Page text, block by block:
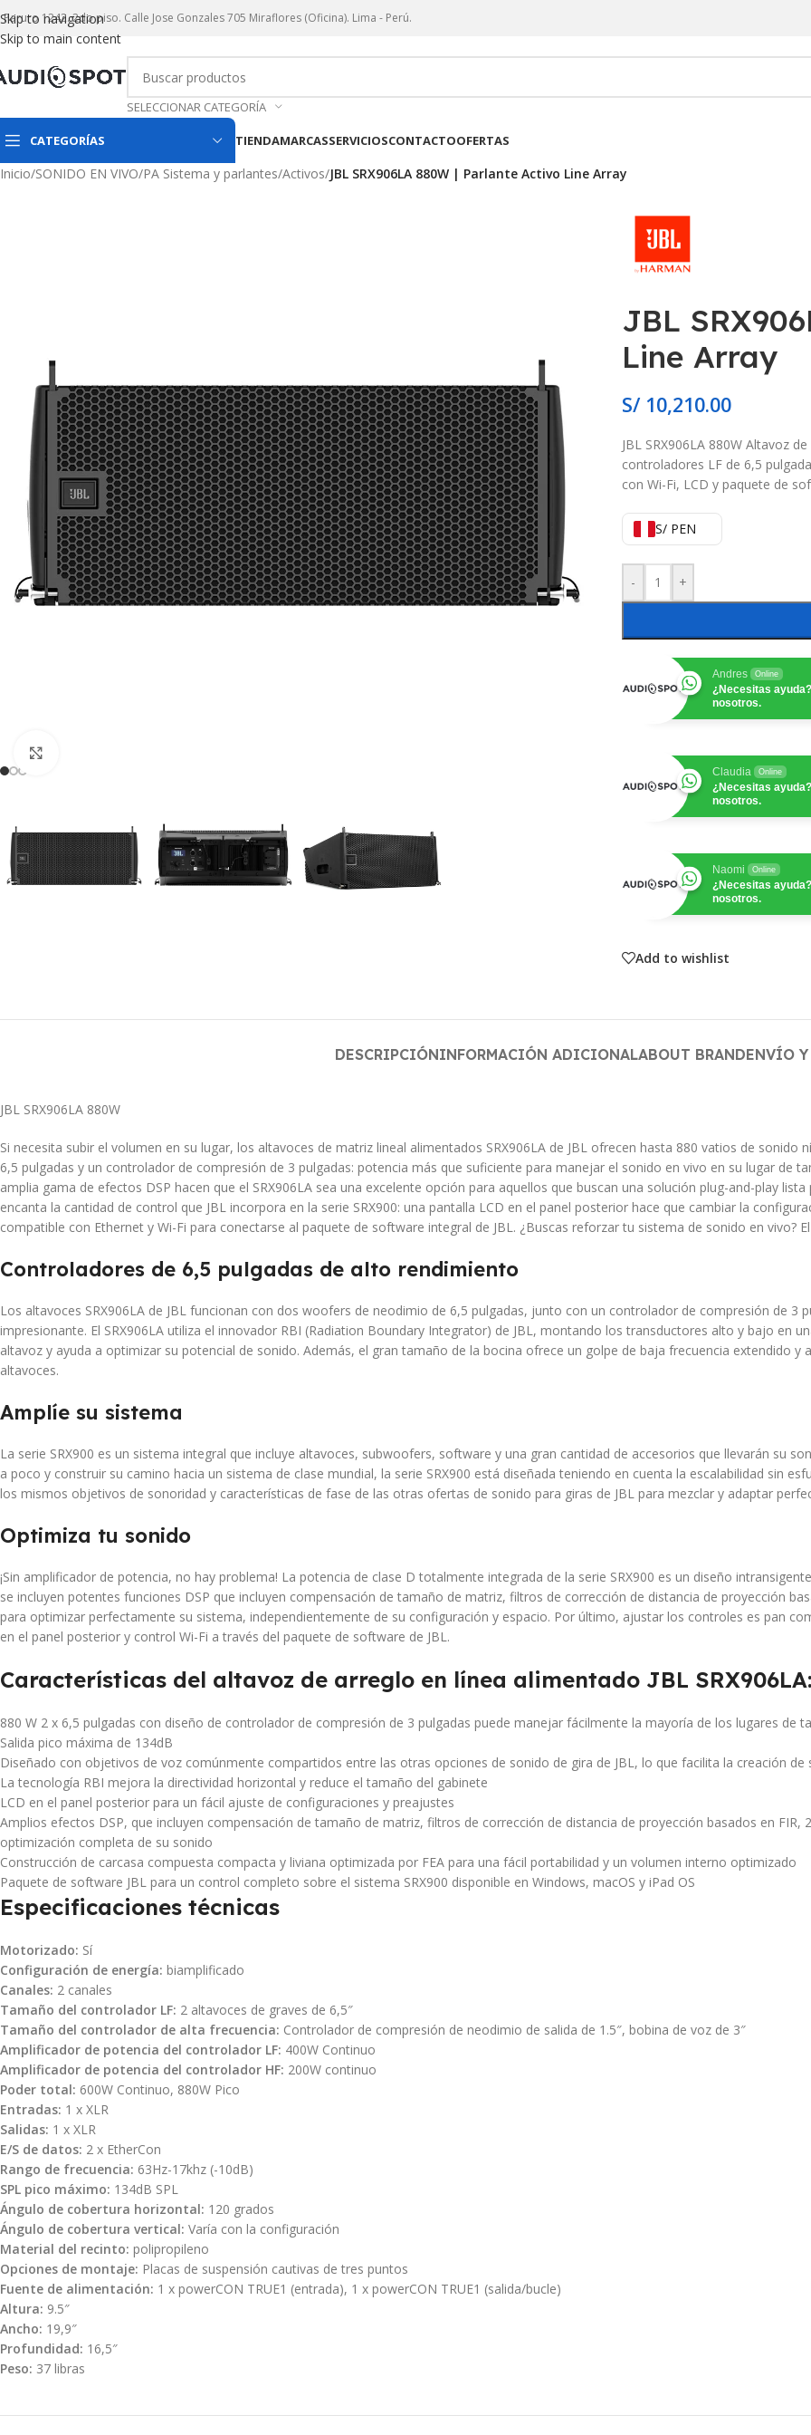
Skip to navigation
Skip to main content
Paruro 1242. 2do piso. Calle Jose Gonzales 705 Miraflores (Oficina). Lima - Perú.
SELECCIONAR CATEGORÍA
CATEGORÍAS TIENDAMARCASSERVICIOSCONTACTOOFERTAS
Inicio/SONIDO EN VIVO/PA Sistema y parlantes/Activos/JBL SRX906LA 880W | Parlante Activo Line Array
JBL
Line Array
S/10,210.00
JBL SRX906LA 880W Altavoz
controladores LF de 6,5
con Wi-Fi, LCD y paquete de
S/ PEN
- +
Andres Online
¿Necesitas
nosotros.
Claudia Online
¿Necesitas
nosotros.
Naomi Online
¿Necesitas
nosotros.
Add to wishlist
DESCRIPCIÓNINFORMACIÓN ADICIONALABOUT BRANDENVÍO Y
JBL SRX906LA 880W
Si necesita subir el volumen en su lugar, los altavoces de matriz lineal alimentados SRX906LA de JBL ofrecen hasta 880 vatios de
6,5 pulgadas y un controlador de compresión de 3 pulgadas: potencia más que suficiente para manejar el sonido en vivo en su lugar de
amplia gama de efectos DSP hacen que el SRX906LA sea una excelente opción para aquellos que buscan una solución plug-and-play
encanta la cantidad de control que JBL incorpora en la serie SRX900: una pantalla LCD en el panel posterior hace que cambiar la
compatible con Ethernet y Wi-Fi para conectarse al paquete de software integral de JBL. ¿Buscas reforzar tu sistema de sonido en vivo?
Controladores de 6,5 pulgadas de alto rendimiento
Los altavoces SRX906LA de JBL funcionan con dos woofers de neodimio de 6,5 pulgadas, junto con un controlador de compresión de 3
impresionante. El SRX906LA utiliza el innovador RBI (Radiation Boundary Integrator) de JBL, montando los transductores alto y bajo en
altavoz y ayuda a optimizar su potencial de sonido. Además, el gran tamaño de la bocina ofrece un golpe de baja frecuencia extendido y
altavoces.
Amplíe su sistema
La serie SRX900 es un sistema integral que incluye altavoces, subwoofers, software y una gran cantidad de accesorios que llevarán su
a poco y construir su camino hacia un sistema de clase mundial, la serie SRX900 está diseñada teniendo en cuenta la escalabilidad sin
los mismos objetivos de sonoridad y características de fase de las otras ofertas de sonido para giras de JBL para mezclar y adaptar
Optimiza tu sonido
¡Sin amplificador de potencia, no hay problema! La potencia de clase D totalmente integrada de la serie SRX900 es un diseño
se incluyen potentes funciones DSP que incluyen compensación de tamaño de matriz, filtros de corrección de distancia de proyección
para optimizar perfectamente su sistema, independientemente de su configuración y espacio. Por último, ajustar los controles es pan
en el panel posterior y control Wi-Fi a través del paquete de software de JBL.
Características del altavoz de arreglo en línea alimentado JBL SRX906LA:
880 W 2 x 6,5 pulgadas con diseño de controlador de compresión de 3 pulgadas puede manejar fácilmente la mayoría de los lugares de
Salida pico máxima de 134dB
Diseñado con objetivos de voz comúnmente compartidos entre las otras opciones de sonido de gira de JBL, lo que facilita la creación de
La tecnología RBI mejora la directividad horizontal y reduce el tamaño del gabinete
LCD en el panel posterior para un fácil ajuste de configuraciones y preajustes
Amplios efectos DSP, que incluyen compensación de tamaño de matriz, filtros de corrección de distancia de proyección basados ​​en
optimización completa de su sonido
Construcción de carcasa compuesta compacta y liviana optimizada por FEA para una fácil portabilidad y un volumen interno optimizado
Paquete de software JBL para un control completo sobre el sistema SRX900 disponible en Windows, macOS y iPad OS
Especificaciones técnicas
Motorizado: Sí
Configuración de energía: biamplificado
Canales: 2 canales
Tamaño del controlador LF: 2 altavoces de graves de 6,5″
Tamaño del controlador de alta frecuencia: Controlador de compresión de neodimio de salida de 1.5″, bobina de voz de 3″
Amplificador de potencia del controlador LF: 400W Continuo
Amplificador de potencia del controlador HF: 200W continuo
Poder total: 600W Continuo, 880W Pico
Entradas: 1 x XLR
Salidas: 1 x XLR
E/S de datos: 2 x EtherCon
Rango de frecuencia: 63Hz-17khz (-10dB)
SPL pico máximo: 134dB SPL
Ángulo de cobertura horizontal: 120 grados
Ángulo de cobertura vertical: Varía con la configuración
Material del recinto: polipropileno
Opciones de montaje: Placas de suspensión cautivas de tres puntos
Fuente de alimentación: 1 x powerCON TRUE1 (entrada), 1 x powerCON TRUE1 (salida/bucle)
Altura: 9.5″
Ancho: 19,9″
Profundidad: 16,5″
Peso: 37 libras